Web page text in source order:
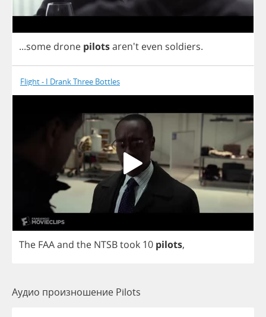
...some drone pilotsaren't even soldiers.
Flight - I Drank Three Bottles
The FAAand the NTSBtook 10 pilots,
Аудио произношение Pilots